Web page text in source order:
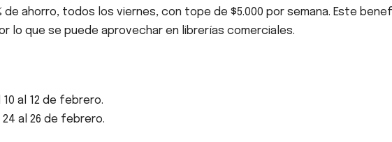
de ahorro, todos los viernes, con tope de $5.000 por semana. Este
lo que se puede aprovechar en librerías comerciales.
10 al 12 de febrero.
24 al 26 de febrero.